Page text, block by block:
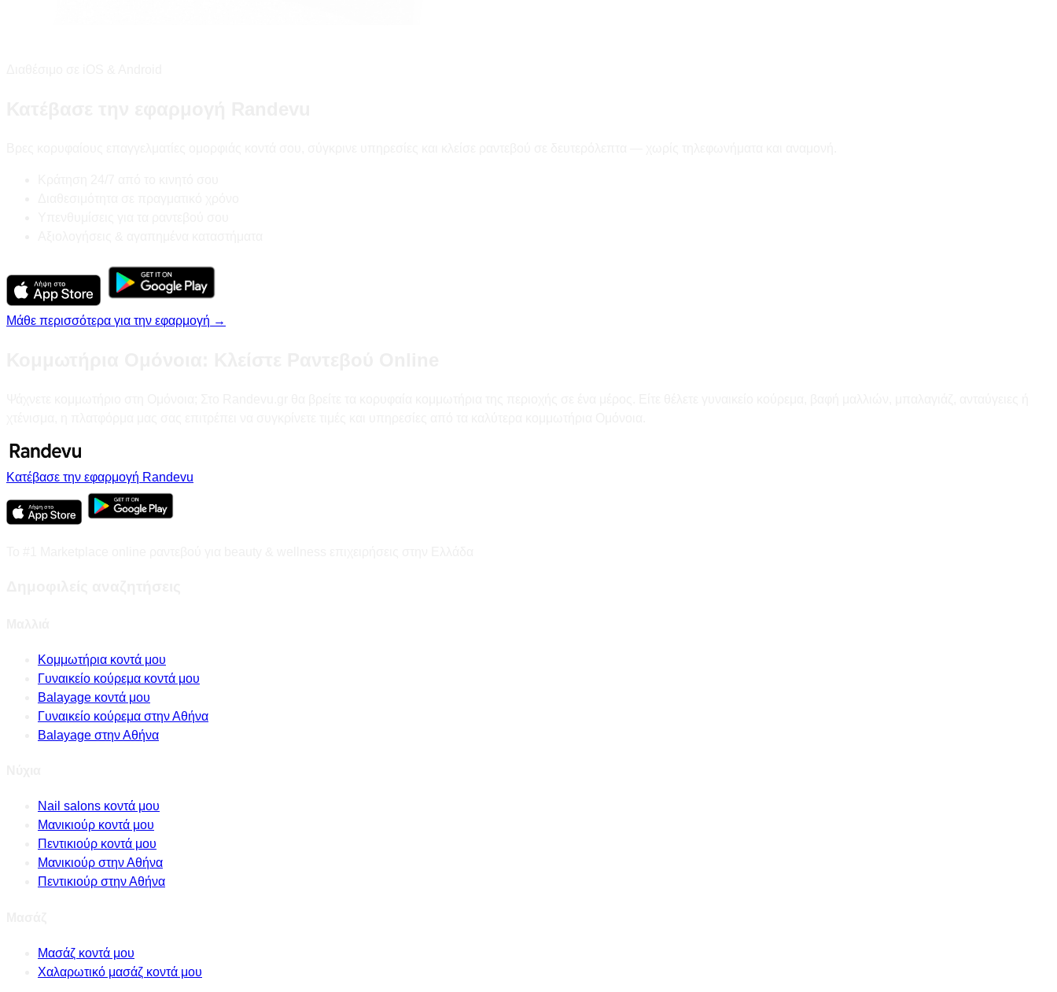
Μάθε περισσότερα για την εφαρμογή →
Κατέβασε την εφαρμογή Randevu
Κομμωτήρια κοντά μου
Γυναικείο κούρεμα κοντά μου
Balayage κοντά μου
Γυναικείο κούρεμα στην Αθήνα
Balayage στην Αθήνα
Nail salons κοντά μου
Μανικιούρ κοντά μου
Πεντικιούρ κοντά μου
Μανικιούρ στην Αθήνα
Πεντικιούρ στην Αθήνα
Μασάζ κοντά μου
Χαλαρωτικό μασάζ κοντά μου